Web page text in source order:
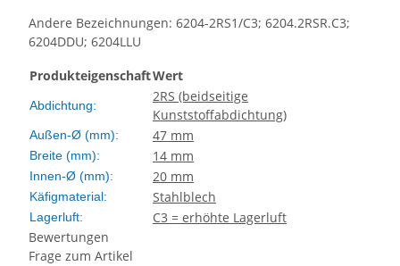
Andere Bezeichnungen: 6204-2RS1/C3; 6204.2RSR.C3;
6204DDU; 6204LLU
ProdukteigenschaftWert
Abdichtung:
2RS (beidseitige
Kunststoffabdichtung)
Außen-Ø (mm): 47 mm
Breite (mm): 14 mm
Innen-Ø (mm): 20 mm
Käfigmaterial: Stahlblech
Lagerluft:
C3 = erhöhte Lagerluft
Bewertungen
Frage zum Artikel